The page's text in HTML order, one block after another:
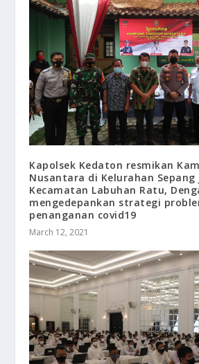
Kapolsek Kedaton resmikan
Nusantara di Kelurahan Sepang
Kecamatan Labuhan Ratu,
mengedepankan strategi
penanganan covid19
March 12, 2021